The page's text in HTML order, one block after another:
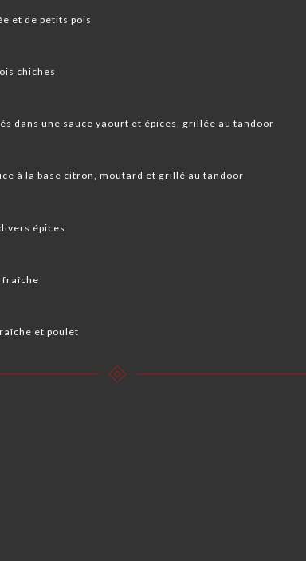
et de petits pois
chiches
dans une sauce yaourt et épices, grillée au tandoor
à la base citron, moutard et grillé au tandoor
épices
fraîche
et poulet